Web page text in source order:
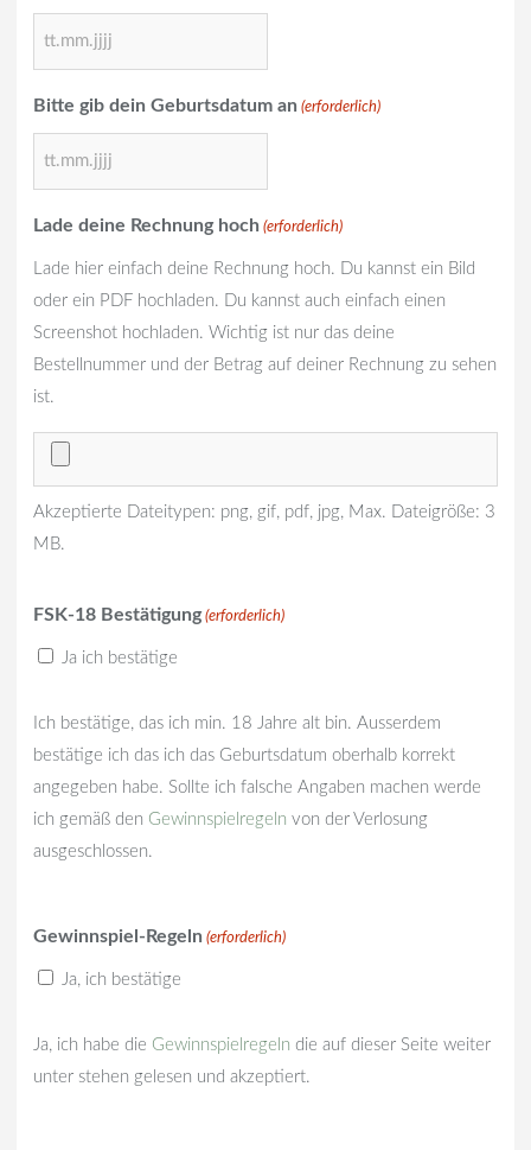
Punkt
Bitte gib dein Geburtsdatum an (erforderlich)
Punkt
JJJJ
Lade deine Rechnung hoch (erforderlich)
Lade hier einfach deine Rechnung hoch. Du kannst ein Bild
oder ein PDF hochladen. Du kannst auch einfach einen
Screenshot hochladen. Wichtig ist nur das deine
Bestellnummer und der Betrag auf deiner Rechnung zu sehen
ist.
Akzeptierte Dateitypen: png, gif, pdf, jpg, Max. Dateigröße: 3
MB.
FSK-18 Bestätigung (erforderlich)
Ja ich bestätige
Ich bestätige, das ich min. 18 Jahre alt bin. Ausserdem
bestätige ich das ich das Geburtsdatum oberhalb korrekt
angegeben habe. Sollte ich falsche Angaben machen werde
ich gemäß den Gewinnspielregeln von der Verlosung
ausgeschlossen.
Gewinnspiel-Regeln (erforderlich)
Ja, ich bestätige
Ja, ich habe die Gewinnspielregeln die auf dieser Seite weiter
unter stehen gelesen und akzeptiert.